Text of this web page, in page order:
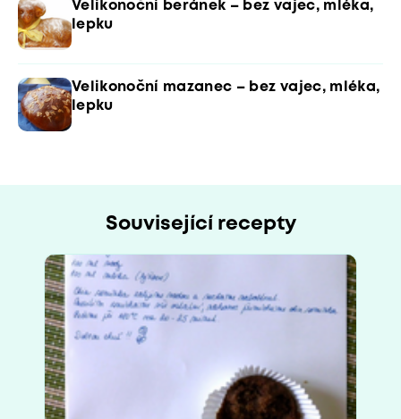
Velikonoční beránek – bez vajec, mléka,
lepku
Velikonoční mazanec – bez vajec, mléka,
lepku
Související recepty